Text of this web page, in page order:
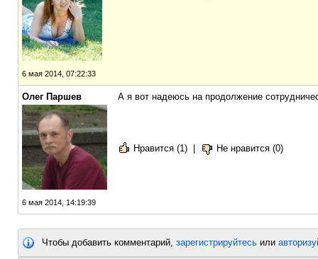
6 мая 2014, 07:22:33
Олег Паршев
6 мая 2014, 14:19:39
А я вот надеюсь на продолжение
Нравится (1) Не нравится (0)
Чтобы добавить комментарий, зарегистрируйтесь или